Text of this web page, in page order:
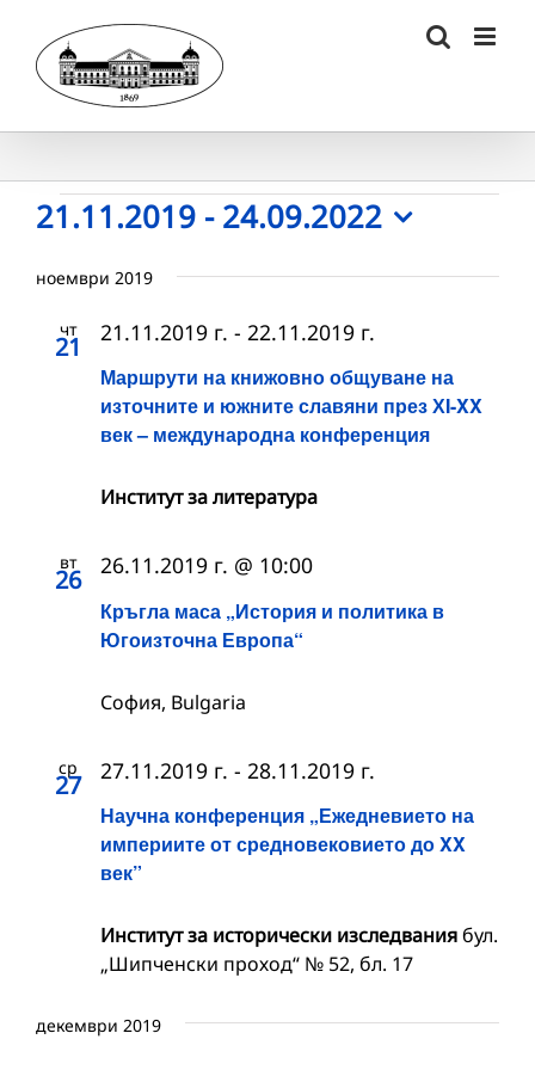
content
Събития
21.11.2019 - 24.09.2022
date.
ноември 2019
чт
21
Маршрути на книжовно общуване на
източните и южните славяни през ХI-XX
век – международна конференция
21.11.2019 г. - 22.11.2019 г.
Институт за литература
вт
26
Кръгла маса „История и политика в
Югоизточна Европа“
26.11.2019 г. @ 10:00
София, Bulgaria
ср
27
Научна конференция „Ежедневието на
империите от средновековието до XX
век”
27.11.2019 г. - 28.11.2019 г.
Институт за исторически изследваниябул.
„Шипченски проход“ № 52, бл. 17
декември 2019